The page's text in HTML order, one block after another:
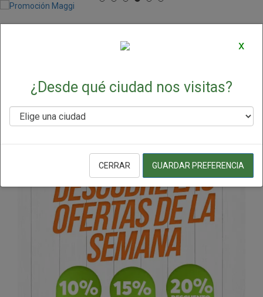
Ofertas y Promociones x
¿Desde qué ciudad nos visitas?
CERRAR GUARDAR PREFERENCIA